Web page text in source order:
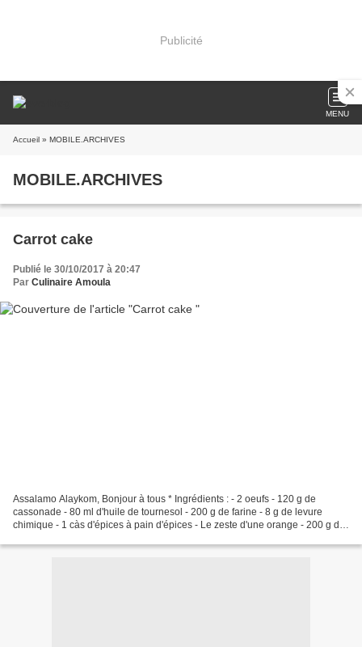
Publicité
MENU
Accueil » MOBILE.ARCHIVES
MOBILE.ARCHIVES
Carrot cake
Publié le 30/10/2017 à 20:47
Par Culinaire Amoula
Assalamo Alaykom, Bonjour à tous * Ingrédients : - 2 oeufs - 120 g de
cassonade - 80 ml d'huile de tournesol - 200 g de farine - 8 g de levure
chimique - 1 càs d'épices à pain d'épices - Le zeste d'une orange - 200 g de